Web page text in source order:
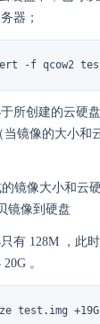
器；
-f qcow2
所创建的云硬
当镜像的大小和
镜像大小和云
镜像到硬盘
有 128M ，此
。
test.img +19G